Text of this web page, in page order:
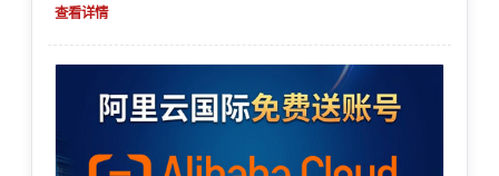
方式受限、风控反复审核、资源配额卡住和账单成本超预
方法，帮助你在账号开通、企业认证、充值续费、风险审
核、资源使用与成本控制上做出更稳的选择与决策。
查看详情